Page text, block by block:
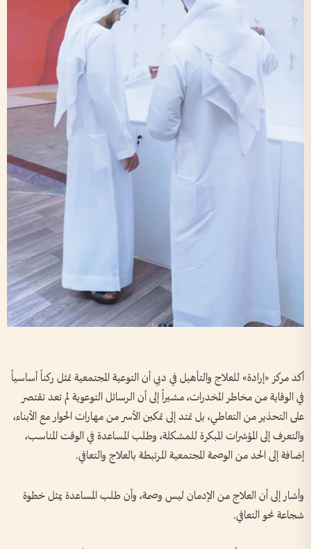
أكد مركز «إرادة» للعلاج والتأهيل في دبي أن التوعية المجتمعية تمثل ركناً أساسياً
في الوقاية من مخاطر المخدرات، مشيراً إلى أن الرسائل التوعوية لم تعد تقتصر
على التحذير من التعاطي، بل تمتد إلى تمكين الأسر من مهارات الحوار مع الأبناء،
والتعرف إلى المؤشرات المبكرة للمشكلة، وطلب المساعدة في الوقت المناسب،
إضافة إلى الحد من الوصمة المجتمعية المرتبطة بالعلاج والتعافي.
وأشار إلى أن العلاج من الإدمان ليس وصمة، وأن طلب المساعدة يمثل خطوة
شجاعة نحو التعافي.